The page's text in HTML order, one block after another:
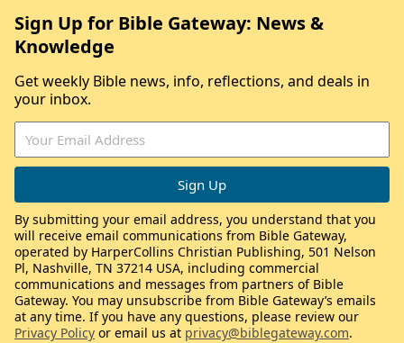
Sign Up for Bible Gateway: News &
Knowledge
Get weekly Bible news, info, reflections, and deals in
your inbox.
By submitting your email address, you understand that you
will receive email communications from Bible Gateway,
operated by HarperCollins Christian Publishing, 501 Nelson
Pl, Nashville, TN 37214 USA, including commercial
communications and messages from partners of Bible
Gateway. You may unsubscribe from Bible Gateway’s emails
at any time. If you have any questions, please review our
Privacy Policy or email us at privacy@biblegateway.com.